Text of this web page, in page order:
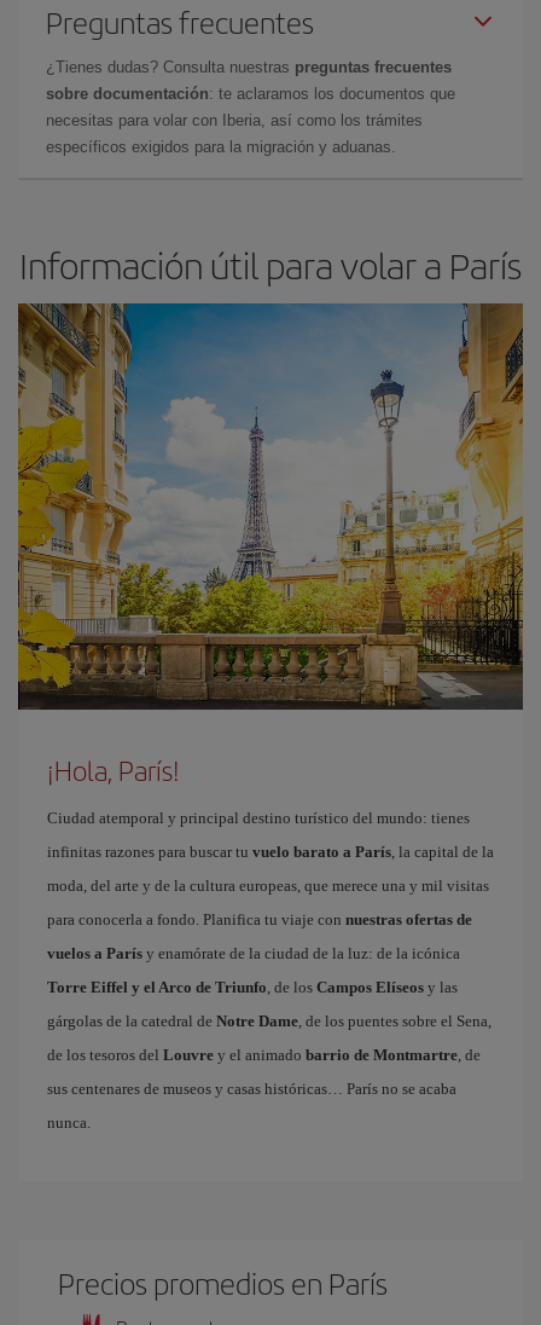
Preguntas frecuentes
¿Tienes dudas? Consulta nuestras preguntas frecuentes
sobre documentación: te aclaramos los documentos que
necesitas para volar con Iberia, así como los trámites
específicos exigidos para la migración y aduanas.
Información útil para volar a París
¡Hola, París!
Ciudad atemporal y principal destino turístico del mundo: tienes
infinitas razones para buscar tu vuelo barato a París, la capital de la
moda, del arte y de la cultura europeas, que merece una y mil visitas
para conocerla a fondo. Planifica tu viaje con nuestras ofertas de
vuelos a París y enamórate de la ciudad de la luz: de la icónica
Torre Eiffel y el Arco de Triunfo, de los Campos Elíseos y las
gárgolas de la catedral de Notre Dame, de los puentes sobre el Sena,
de los tesoros del Louvre y el animado barrio de Montmartre, de
sus centenares de museos y casas históricas… París no se acaba
nunca.
Precios promedios en París